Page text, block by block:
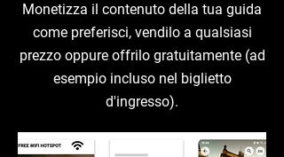
Monetizza il contenuto della tua guida
come preferisci, vendilo a qualsiasi
prezzo oppure offrilo gratuitamente (ad
esempio incluso nel biglietto
d'ingresso).